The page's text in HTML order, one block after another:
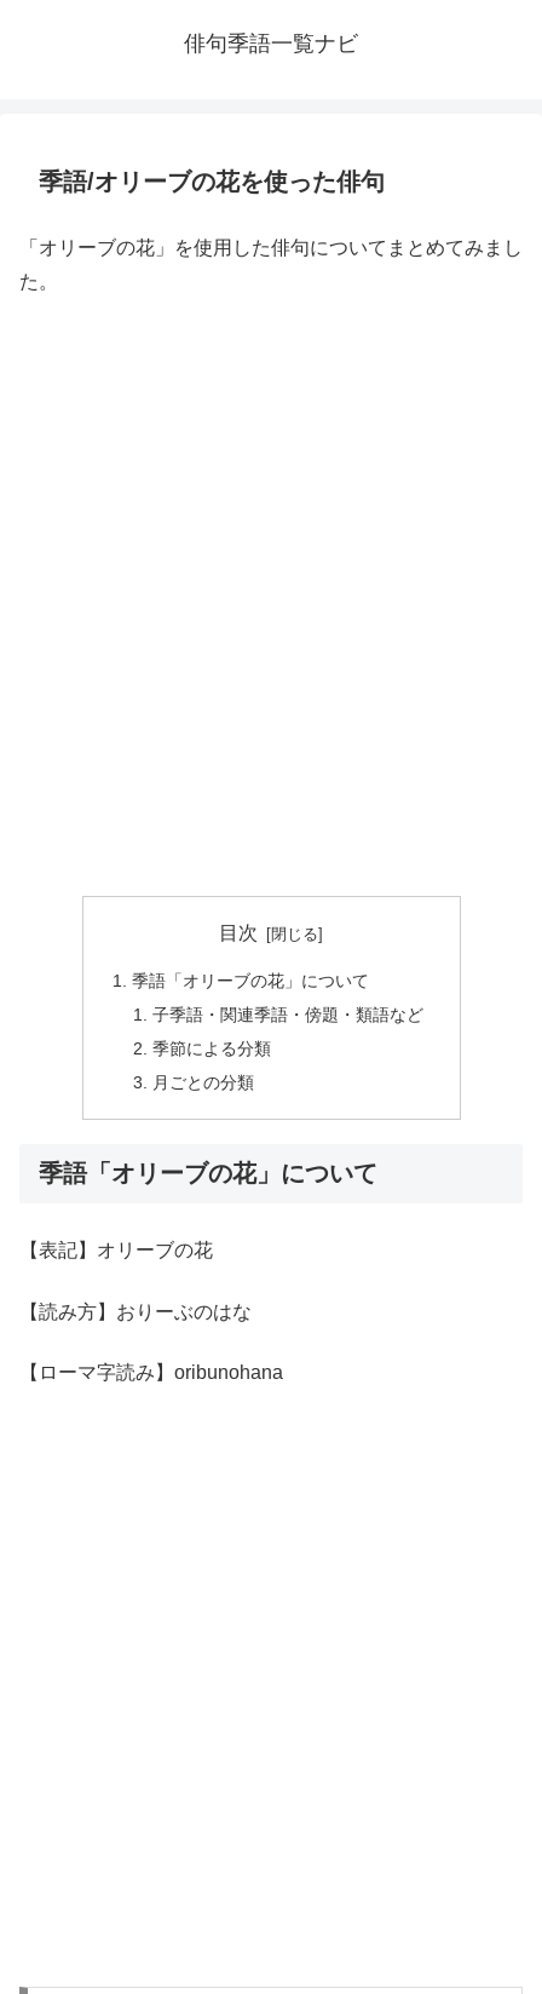
俳句季語一覧ナビ
季語/オリーブの花を使った俳句
「オリーブの花」を使用した俳句についてまとめてみまし
た。
目次
季語「オリーブの花」について
子季語・関連季語・傍題・類語など
季節による分類
月ごとの分類
季語「オリーブの花」について
【表記】オリーブの花
【読み方】おりーぶのはな
【ローマ字読み】oribunohana